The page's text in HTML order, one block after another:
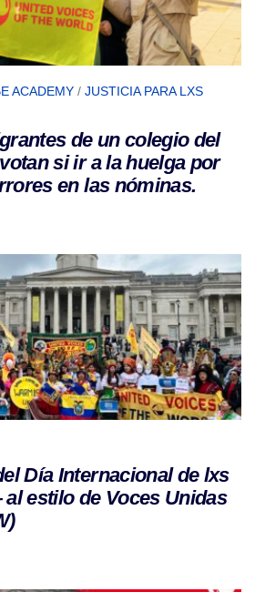
ACADEMY / JUSTICIA PARA LXS
de un colegio del
si ir a la huelga por
en las nóminas.
Día Internacional de lxs
estilo de Voces Unidas